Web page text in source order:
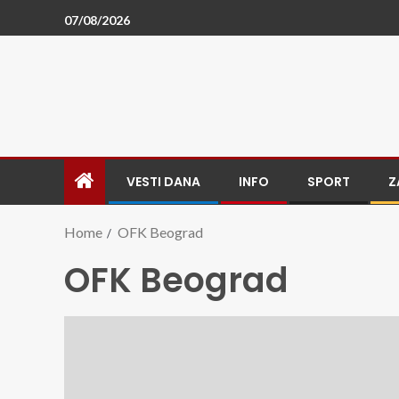
07/08/2026
VESTI DANA INFO SPORT
Home OFK Beograd
OFK Beograd